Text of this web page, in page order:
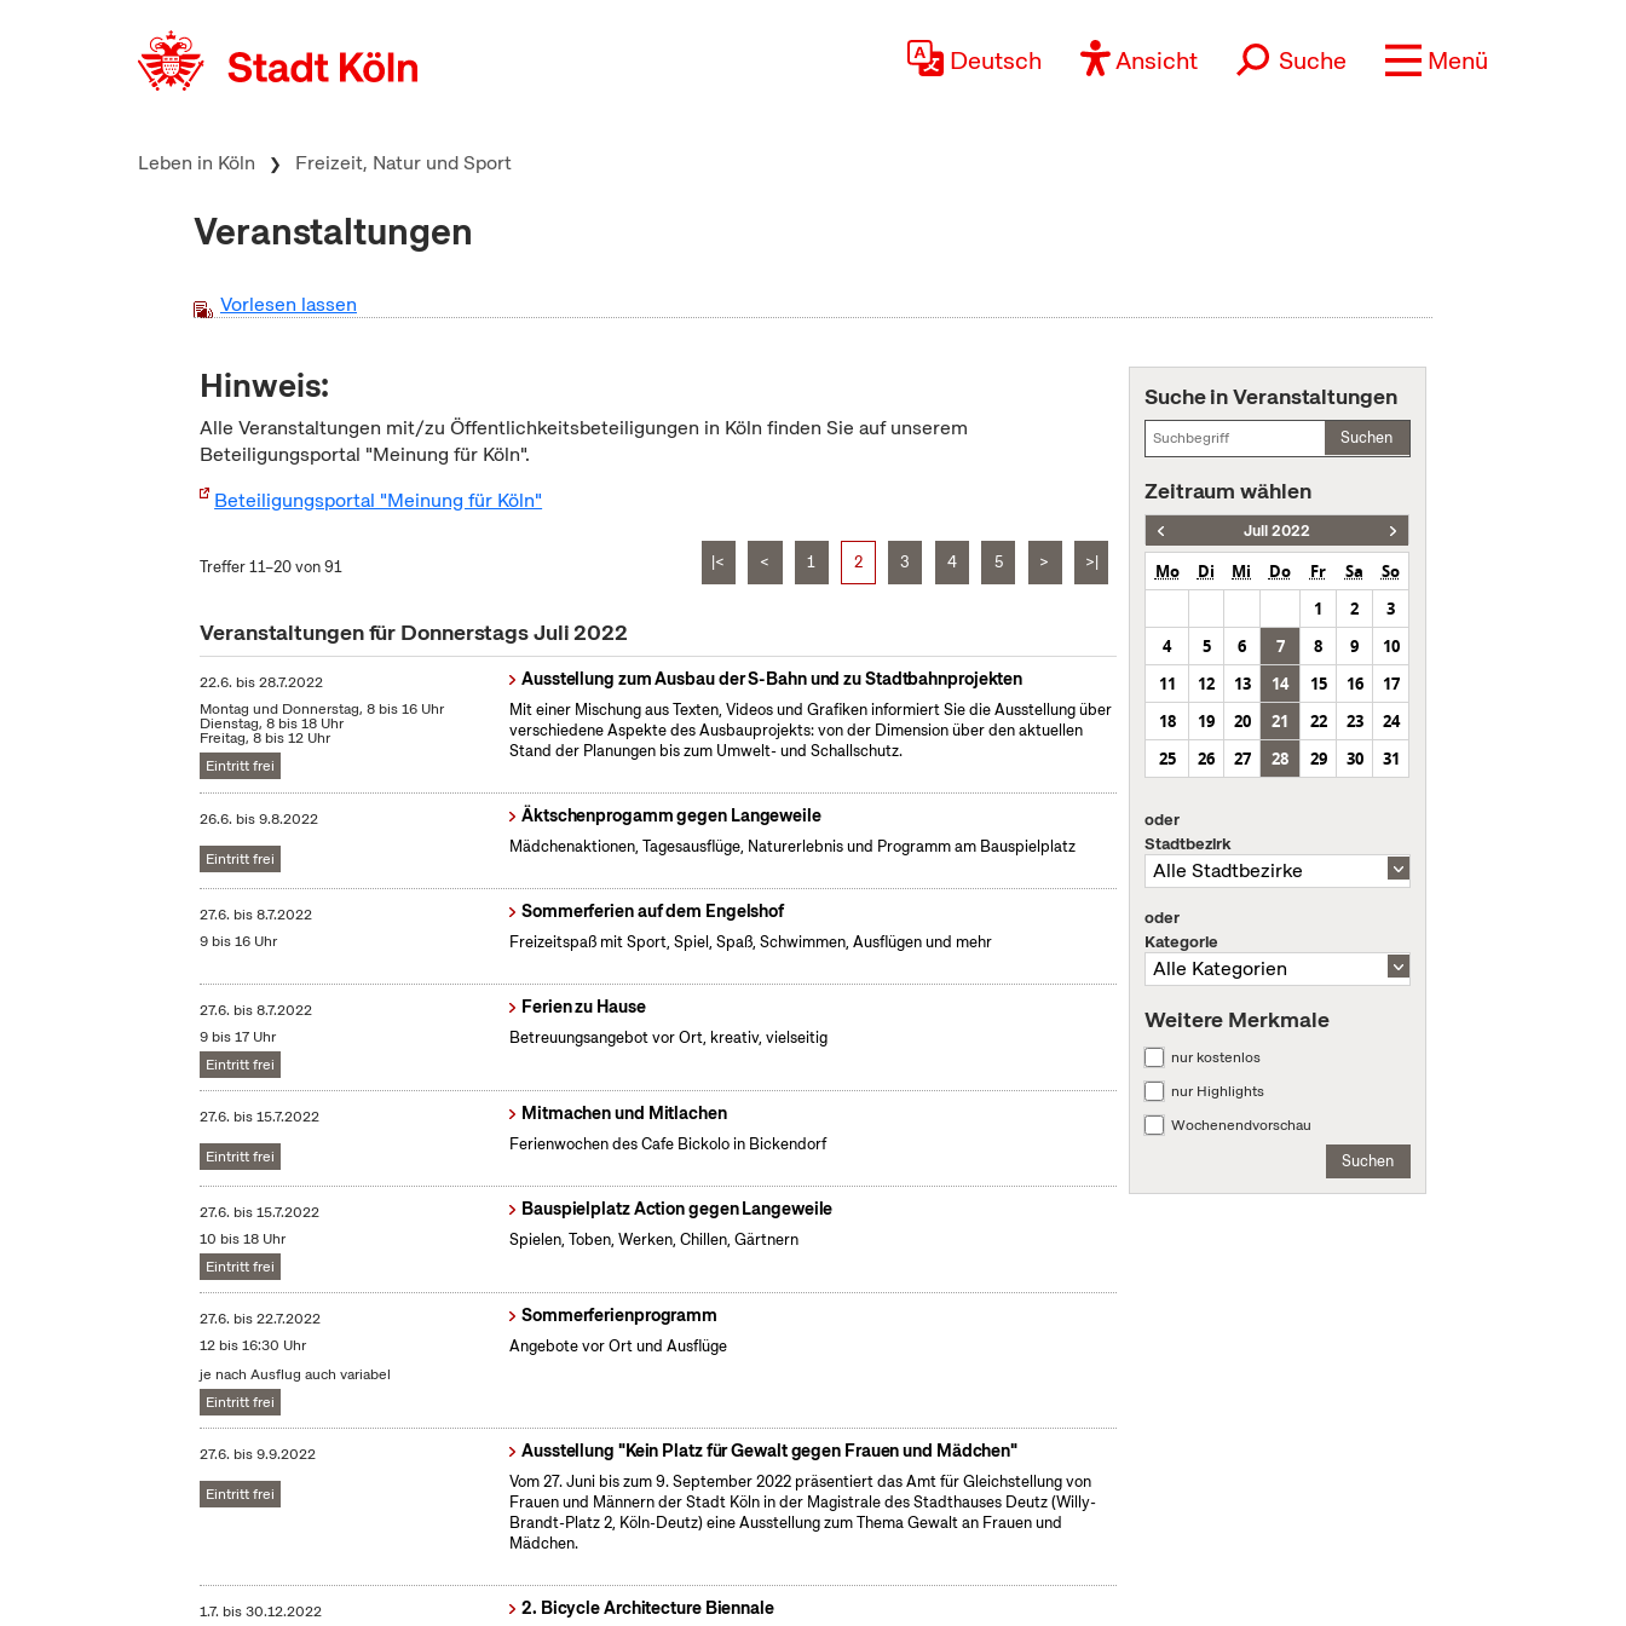
Deutsch Ansicht Suche Menü
Leben in Köln Freizeit, Natur und Sport
Veranstaltungen
Vorlesen lassen
Hinweis:
Alle Veranstaltungen mit/zu Öffentlichkeitsbeteiligungen in Köln finden Sie auf unserem
Beteiligungsportal "Meinung für Köln".
Beteiligungsportal "Meinung für Köln"
Treffer 11–20 von 91 |< < 1 2 3 4 5 > >|
Veranstaltungen für Donnerstags Juli 2022
22.6. bis28.7.2022
Montag und Donnerstag, 8 bis 16 Uhr
Dienstag, 8 bis 18 Uhr
Freitag, 8 bis 12 Uhr
Eintritt frei
Ausstellung zum Ausbau der S-Bahn und zu Stadtbahnprojekten
Mit einer Mischung aus Texten, Videos und Grafiken informiert Sie die Ausstellung über
verschiedene Aspekte des Ausbauprojekts: von der Dimension über den aktuellen
Stand der Planungen bis zum Umwelt- und Schallschutz.
26.6. bis9.8.2022
Eintritt frei
Äktschenprogamm gegen Langeweile
Mädchenaktionen, Tagesausflüge, Naturerlebnis und Programm am Bauspielplatz
27.6. bis8.7.2022
9 bis 16 Uhr
Sommerferien auf dem Engelshof
Freizeitspaß mit Sport, Spiel, Spaß, Schwimmen, Ausflügen und mehr
27.6. bis8.7.2022
9 bis 17 Uhr
Eintritt frei
Ferien zu Hause
Betreuungsangebot vor Ort, kreativ, vielseitig
27.6. bis15.7.2022
Eintritt frei
Mitmachen und Mitlachen
Ferienwochen des Cafe Bickolo in Bickendorf
27.6. bis15.7.2022
10 bis 18 Uhr
Eintritt frei
Bauspielplatz Action gegen Langeweile
Spielen, Toben, Werken, Chillen, Gärtnern
27.6. bis22.7.2022
12 bis 16:30 Uhr
je nach Ausflug auch variabel
Eintritt frei
Sommerferienprogramm
Angebote vor Ort und Ausflüge
27.6. bis9.9.2022
Eintritt frei
Ausstellung "Kein Platz für Gewalt gegen Frauen und Mädchen"
Vom 27. Juni bis zum 9. September 2022 präsentiert das Amt für Gleichstellung von
Frauen und Männern der Stadt Köln in der Magistrale des Stadthauses Deutz (Willy-
Brandt-Platz 2, Köln-Deutz) eine Ausstellung zum Thema Gewalt an Frauen und
Mädchen.
1.7. bis30.12.2022 2. Bicycle Architecture Biennale
Suche in Veranstaltungen
Suchen
Zeitraum wählen
Juli 2022
Mo Di Mi Do Fr Sa
So
1
2
3
4
5 6 7 8 9
10
11
12 13 14 15 16
17
18
19 20 21 22 23
24
25
26 27 28 29 30 31
oder
Stadtbezirk
oder
Kategorie
Weitere Merkmale
nur kostenlos
nur Highlights
Wochenendvorschau
Suchen